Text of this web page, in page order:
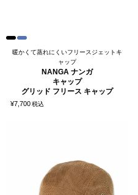
暖かくて蒸れにくいフリースジェットキ
ャップ
NANGA ナンガ
キャップ
グリッド フリース キャップ
¥7,700税込